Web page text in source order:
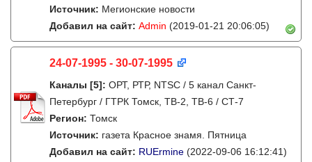
Источник: Мегионские новости
Добавил на сайт: Admin (2019-01-21 20:06:05)
24-07-1995 - 30-07-1995
Каналы [5]: ОРТ, РТР, NTSC / 5 канал Санкт-
Петербург / ГТРК Томск, ТВ-2, ТВ-6 / СТ-7
Регион: Томск
Источник: газета Красное знамя. Пятница
Добавил на сайт: RUErmine (2022-09-06 16:12:41)